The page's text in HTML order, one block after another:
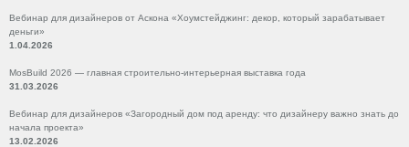
Вебинар для дизайнеров от Аскона «Хоумстейджинг: декор, который зарабатывает
деньги»
1.04.2026
MosBuild 2026 — главная строительно-интерьерная выставка года
31.03.2026
Вебинар для дизайнеров «Загородный дом под аренду: что дизайнеру важно знать до
начала проекта»
13.02.2026